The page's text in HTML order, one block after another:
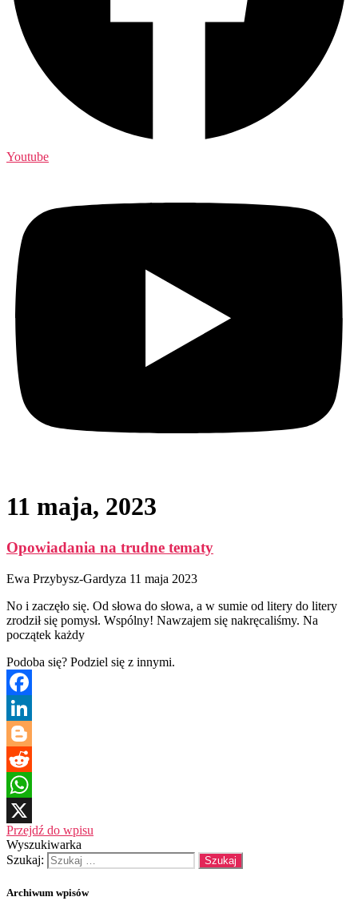
Youtube
11 maja, 2023
Opowiadania na trudne tematy
Ewa Przybysz-Gardyza 11 maja 2023
No i zaczęło się. Od słowa do słowa, a w sumie od litery do litery
zrodził się pomysł. Wspólny! Nawzajem się nakręcaliśmy. Na
początek każdy
Podoba się? Podziel się z innymi.
Facebook
LinkedIn
Blogger
Reddit
WhatsApp
X
Przejdź do wpisu
Wyszukiwarka
Szukaj:
Archiwum wpisów